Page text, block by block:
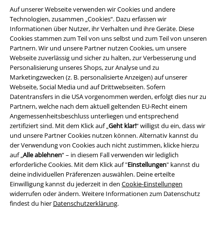
Auf unserer Webseite verwenden wir Cookies und andere
Technologien, zusammen „Cookies“. Dazu erfassen wir
Informationen über Nutzer, ihr Verhalten und ihre Geräte. Diese
Cookies stammen zum Teil von uns selbst und zum Teil von unseren
Partnern. Wir und unsere Partner nutzen Cookies, um unsere
Webseite zuverlässig und sicher zu halten, zur Verbesserung und
Personalisierung unseres Shops, zur Analyse und zu
Marketingzwecken (z. B. personalisierte Anzeigen) auf unserer
Webseite, Social Media und auf Drittwebseiten. Sofern
Datentransfers in die USA vorgenommen werden, erfolgt dies nur zu
Partnern, welche nach dem aktuell geltenden EU-Recht einem
Angemessenheitsbeschluss unterliegen und entsprechend
zertifiziert sind. Mit dem Klick auf „Geht klar!“ willigst du ein, dass wir
und unsere Partner Cookies nutzen können. Alternativ kannst du
der Verwendung von Cookies auch nicht zustimmen, klicke hierzu
auf „Alle ablehnen“ – in diesem Fall verwenden wir lediglich
erforderliche Cookies. Mit dem Klick auf "Einstellungen" kannst du
deine individuellen Präferenzen auswählen. Deine erteilte
Einwilligung kannst du jederzeit in den Cookie-Einstellungen
widerrufen oder ändern. Weitere Informationen zum Datenschutz
findest du hier Datenschutzerklärung.
Wenn du krank bist, also bei einer Erkältung oder einer
Blasenentzündung, solltest du ebenfalls oft deine Pyjamas wechseln.
Sonst kann es passieren, dass Pilze, Bakterien und Viren, die in deinem
Pyjama hängen bleiben, zu einem stärkeren Verlauft deiner Krankheit
führen. Auch, wenn dein Haustier mit in deinem Bett schläft, raten
Experten dazu, dass du häufiger deine Nachtwäsche wechselst. Vor
allem aber, wenn Kleinkinder oder Babys bei dir im Bett schlafen, solltest
du deinen und ihren Schlafanzug täglich wechseln.
Und wie viele Schlafanzüge braucht man jetzt genau?
Das kommt drauf an, wie oft du deinen Schlafanzug wechselst. Wenn du
alle zwei Tage deinen Pyjama wechselst, ungefähr 4 Schlafanzüge für
eine Woche. Es kommt aber auch darauf an wie oft du im Endeffekt
dann zum Waschen kommst. Aber alles in allem kann man nie genug
Schlafanzüge oder Pyjamas haben, deshalb kauf dir jetzt deine neuen
Lieblingspyjamas im EMP Online Shop.
15%
E-Mail Newsletter